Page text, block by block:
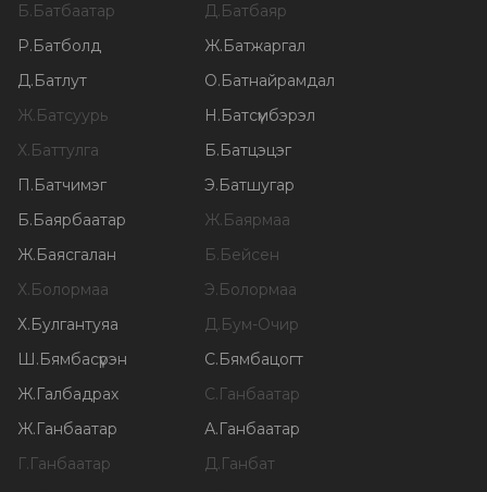
Б. Батбаатар Д. Батбаяр
Р. Батболд Ж. Батжаргал
Д. Батлут О. Батнайрамдал
Ж. Батсуурь Н . Батсүмбэрэл
Х. Баттулга Б. Батцэцэг
П . Батчимэг Э. Батшугар
Б. Баярбаатар Ж. Баярмаа
Ж. Баясгалан Б. Бейсен
Х. Болормаа Э. Болормаа
Х. Булгантуяа Д. Бум-Очир
Ш . Бямбасүрэн С. Бямбацогт
Ж. Галбадрах С. Ганбаатар
Ж. Ганбаатар А. Ганбаатар
Г. Ганбаатар Д. Ганбат